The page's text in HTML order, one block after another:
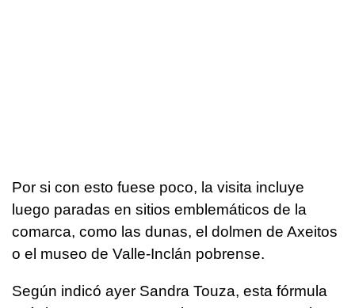
Por si con esto fuese poco, la visita incluye
luego paradas en sitios emblemáticos de la
comarca, como las dunas, el dolmen de Axeitos
o el museo de Valle-Inclán pobrense.
Según indicó ayer Sandra Touza, esta fórmula